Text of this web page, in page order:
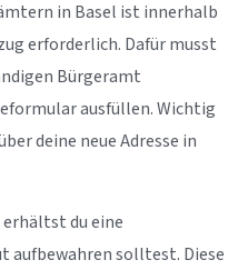
in Basel ist innerhalb
erforderlich. Dafür musst
Bürgeramt
ausfüllen. Wichtig
deine neue Adresse in
du eine
aufbewahren solltest. Diese